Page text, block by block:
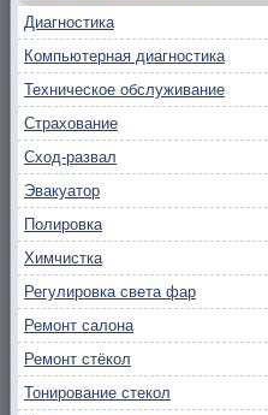
Диагностика
Компьютерная диагностика
Техническое обслуживание
Страхование
Сход-развал
Эвакуатор
Полировка
Химчистка
Регулировка света фар
Ремонт салона
Ремонт стёкол
Тонирование стекол